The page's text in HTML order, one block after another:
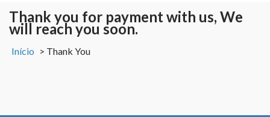
Thank you for payment with us, We
will reach you soon.
Início > Thank You